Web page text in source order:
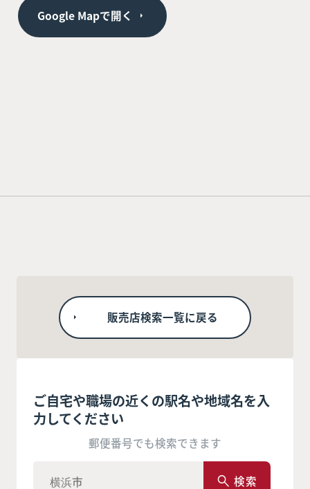
Google Mapで開く
販売店検索一覧に戻る
ご自宅や職場の近くの駅名や地域名を入
力してください
郵便番号でも検索できます
検索